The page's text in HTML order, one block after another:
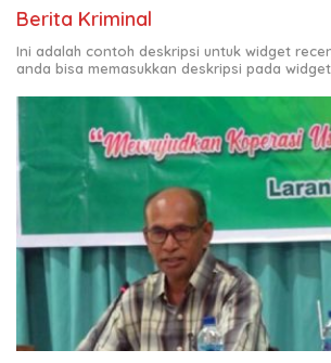
Berita Kriminal
Ini adalah contoh deskripsi untuk widget
anda bisa memasukkan deskripsi pada widget